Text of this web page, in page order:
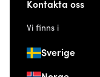
Kontakta oss
Vi finns i
Sverige